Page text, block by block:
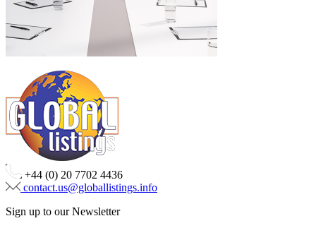
+44 (0) 20 7702 4436
contact.us@globallistings.info
Sign up to our Newsletter